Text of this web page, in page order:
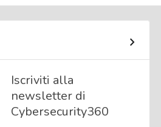
Iscriviti alla
newsletter di
Cybersecurity360